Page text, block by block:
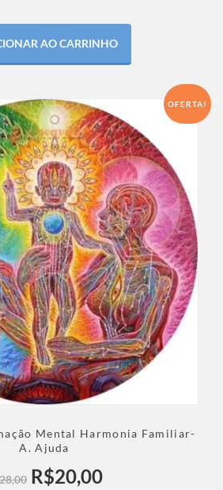
AO CARRINHO
OFERTA!
Mental Harmonia Familiar-
A. Ajuda
28,00 R$20,00